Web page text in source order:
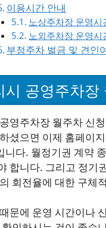
이용시간 안내
노상주차장 운영시
노외주차장 운영시
부정주차 벌금 및 견인
시 공영주차장
영주차장 월주차 신
셨으면 이제 홈페이
니다. 월정기권 계약
합니다. 그리고 정기
회전율에 대한 구체
문에 운영 시간이나